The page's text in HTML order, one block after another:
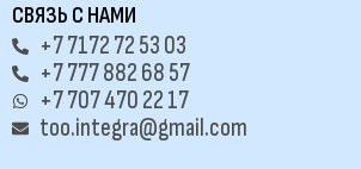
СВЯЗЬ С НАМИ
+7 7172 72 53 03
+7 777 882 68 57
+7 707 470 22 17
too.integra@gmail.com